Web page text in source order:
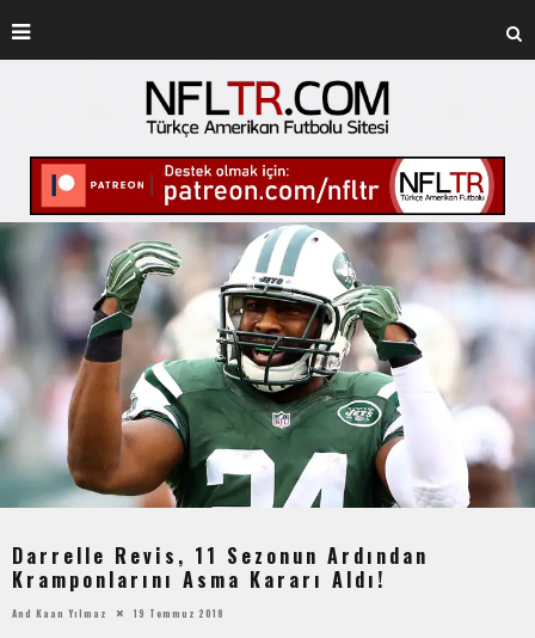
Darrelle Revis, 11 Sezonun Ardından
Kramponlarını Asma Kararı Aldı!
And Kaan Yılmaz 19 Temmuz 2018